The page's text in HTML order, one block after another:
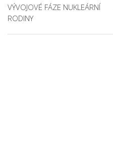
VÝVOJOVÉ FÁZE NUKLEÁRNÍ
RODINY